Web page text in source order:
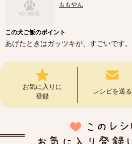
ももやん
この犬ご飯のポイント
あげたときはガッツキが、すごいです。
お気に入りに
登録
レシピを送る